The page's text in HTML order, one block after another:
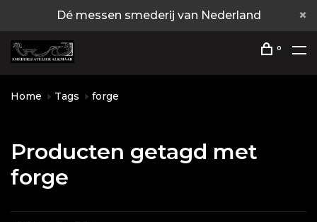
Dé messen smederij van Nederland
0
Home Tags forge
Producten getagd met
forge